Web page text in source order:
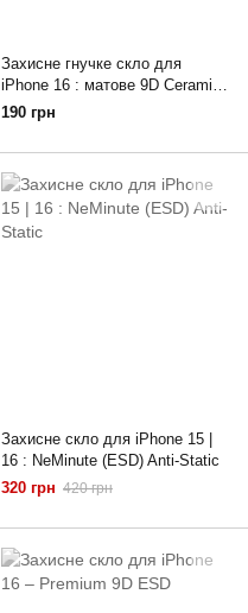
Захисне гнучке скло для
iPhone 16 : матове 9D Ceramic
Matt
190 грн
Захисне скло для iPhone 15 |
16 : NeMinute (ESD) Anti-Static
320 грн 420 грн